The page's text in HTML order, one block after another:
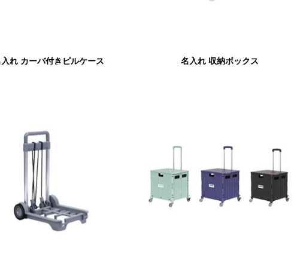
れ カーバ付きピルケース 名入れ 収納ボックス